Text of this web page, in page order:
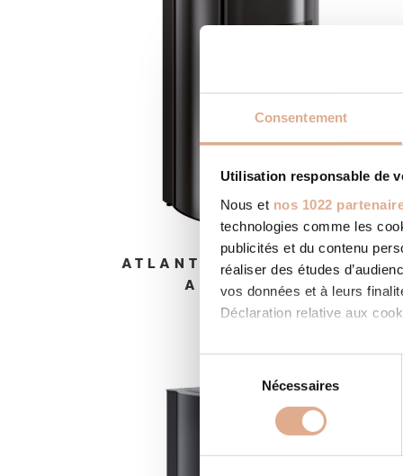
Consentement
Utilisation responsable de
Nous et nos 1022
technologies comme les
publicités et du contenu
réaliser des études
vos données et à leurs
Déclaration relative aux
Si vous le permettez, nous
Collecter des
digitales).
. Vous pouvez
é
Nécessaires
ATLANTIS ED-N – 9kW –
ADHARA ED